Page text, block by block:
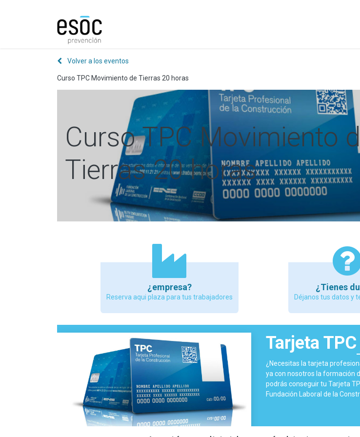
Volver a los eventos
Curso TPC Movimiento de Tierras 20 horas
Curso TPC Movimiento
Tierras 20 horas
¿empresa?
Reserva aqui plaza para tus trabajadores
¿Tienes
Déjanos tus datos y
Tarjeta TPC
¿Necesitas la tarjeta
ya con nosotros la formación
podrás conseguir tu Tarjeta
Fundación Laboral de la